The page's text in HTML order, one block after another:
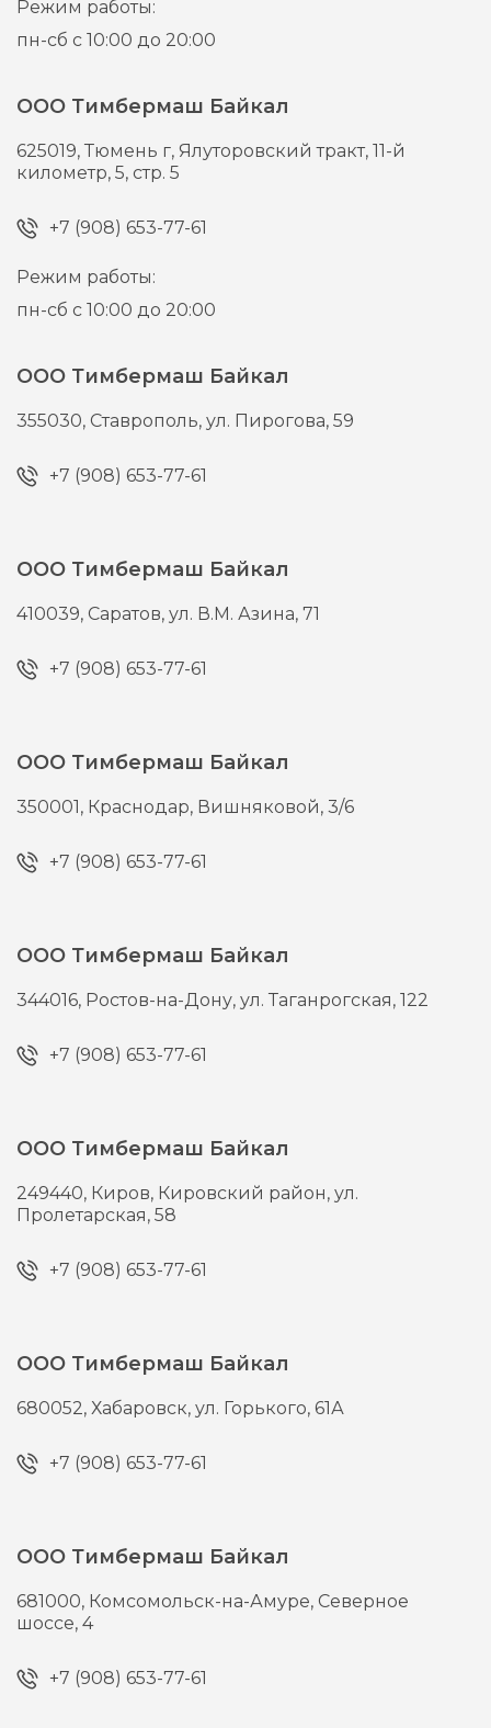
Режим работы:
пн-сб с 10:00 до 20:00
ООО Тимбермаш Байкал
625019,Тюмень г, Ялуторовский тракт, 11-й
километр, 5, стр. 5
+7 (908) 653-77-61
Режим работы:
пн-сб с 10:00 до 20:00
ООО Тимбермаш Байкал
355030, Ставрополь,ул. Пирогова, 59
+7 (908) 653-77-61
ООО Тимбермаш Байкал
410039, Саратов,ул. В.М. Азина, 71
+7 (908) 653-77-61
ООО Тимбермаш Байкал
350001, Краснодар, Вишняковой, 3/6
+7 (908) 653-77-61
ООО Тимбермаш Байкал
344016, Ростов-на-Дону,ул. Таганрогская, 122
+7 (908) 653-77-61
ООО Тимбермаш Байкал
249440, Киров, Кировский район, ул.
Пролетарская, 58
+7 (908) 653-77-61
ООО Тимбермаш Байкал
680052,Хабаровск,ул. Горького, 61А
+7 (908) 653-77-61
ООО Тимбермаш Байкал
681000, Комсомольск-на-Амуре, Северное
шоссе, 4
+7 (908) 653-77-61